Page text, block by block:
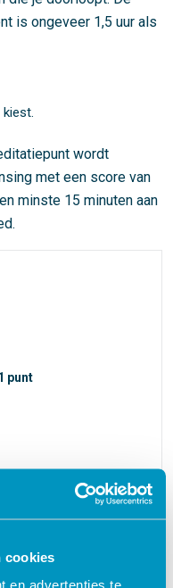
cookies
en advertenties te
is ongeveer 1,5 uur als
wordt
met een score van
minste 15 minuten aan
punt
deze